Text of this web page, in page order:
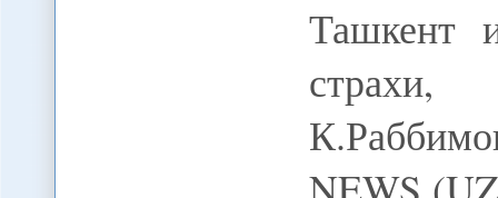
Ташкент
страхи,